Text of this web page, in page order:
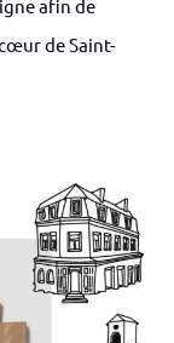
afin de
de Saint-